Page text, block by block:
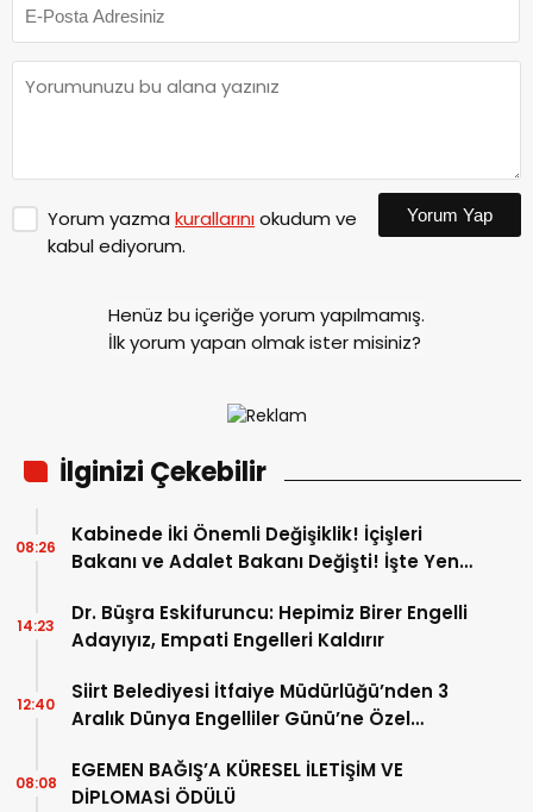
Yorum yazma kurallarınıokudum ve
kabul ediyorum.
Yorum Yap
Henüz bu içeriğe yorum yapılmamış.
İlk yorum yapan olmak ister misiniz?
İlginizi Çekebilir
Kabinede İki Önemli Değişiklik! İçişleri
Bakanı ve Adalet Bakanı Değişti! İşte Yeni
08:26
Dr. Büşra Eskifuruncu: Hepimiz Birer Engelli
Adayıyız, Empati Engelleri Kaldırır
14:23
Siirt Belediyesi İtfaiye Müdürlüğü’nden 3
Aralık Dünya Engelliler Günü’ne Özel
12:40
EGEMEN BAĞIŞ’A KÜRESEL İLETİŞİM VE
DİPLOMASİ ÖDÜLÜ
08:08